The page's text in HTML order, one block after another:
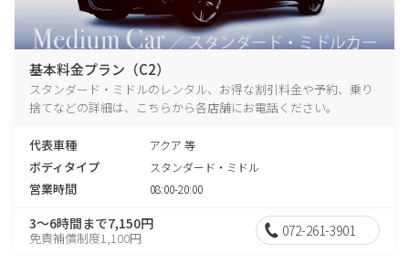
基本料金プラン（C2）
スタンダード・ミドルのレンタル、お得な割引料金や予約、乗り
捨てなどの詳細は、こちらから各店舗にお電話ください。
代表車種 アクア 等
ボディタイプ スタンダード・ミドル
営業時間 08:00-20:00
3～6時間まで7,150円
免責補償制度1,100円 072-261-3901